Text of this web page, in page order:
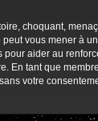
choquant,
vous mener à
aider au
En tant que
votre